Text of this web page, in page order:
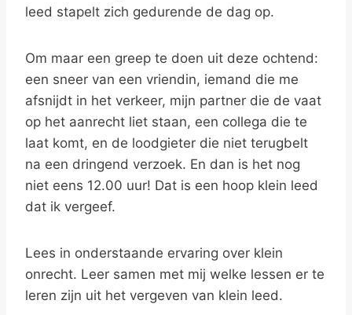
leed stapelt zich gedurende de dag op.
Om maar een greep te doen uit deze ochtend:
een sneer van een vriendin, iemand die me
afsnijdt in het verkeer, mijn partner die de vaat
op het aanrecht liet staan, een collega die te
laat komt, en de loodgieter die niet terugbelt
na een dringend verzoek. En dan is het nog
niet eens 12.00 uur! Dat is een hoop klein leed
dat ik vergeef.
Lees in onderstaande ervaring over klein
onrecht. Leer samen met mij welke lessen er te
leren zijn uit het vergeven van klein leed.